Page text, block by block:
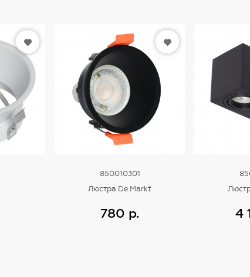
850010301
Люстра De Markt
780 р. 4